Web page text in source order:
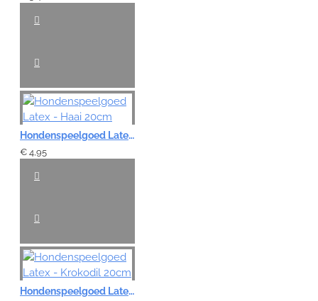
Hondenspeelgoed Latex - Haai 20cm
€ 4,95
Hondenspeelgoed Latex - Krokodil 20cm